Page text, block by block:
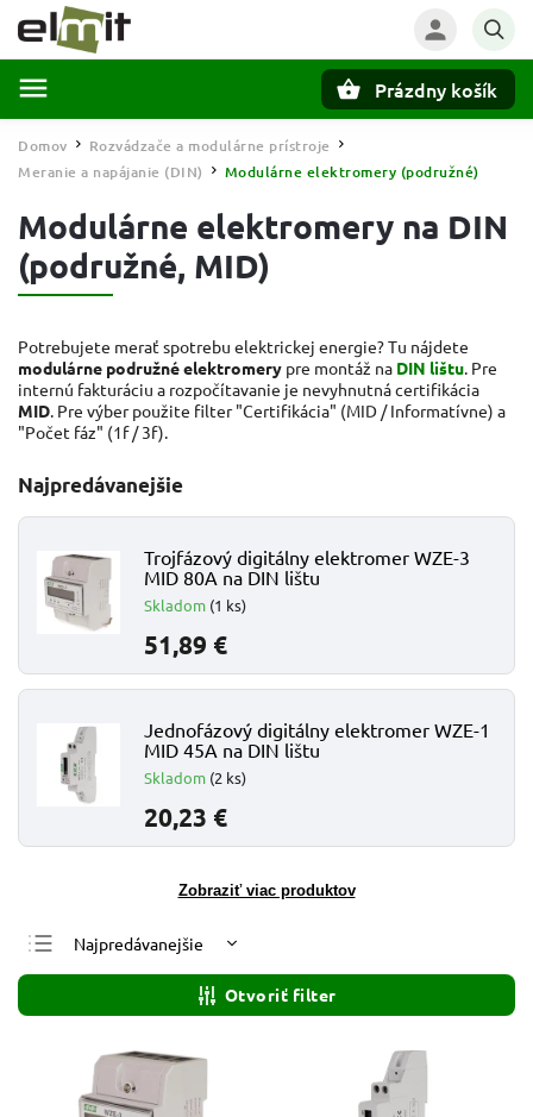
Prázdny košík
Domov / Rozvádzače a modulárne prístroje /
Meranie a napájanie (DIN) / Modulárne elektromery (podružné)
Modulárne elektromery na DIN
(podružné, MID)
Potrebujete merať spotrebu elektrickej energie? Tu nájdete
modulárne podružné elektromery pre montáž na DIN lištu. Pre
internú fakturáciu a rozpočítavanie je nevyhnutná certifikácia
MID. Pre výber použite filter "Certifikácia" (MID / Informatívne) a
"Počet fáz" (1f / 3f).
Najpredávanejšie
Trojfázový digitálny elektromer WZE-3
MID 80A na DIN lištu
Skladom (1 ks)
51,89 €
Jednofázový digitálny elektromer WZE-1
MID 45A na DIN lištu
Skladom (2 ks)
20,23 €
Zobraziť viac produktov
Najpredávanejšie
Najlacnejšie
Najdrahšie
Abecedne
Otvoriť filter